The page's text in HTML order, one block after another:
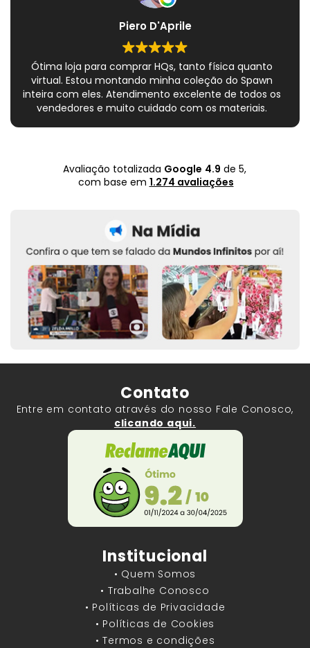
Piero D'Aprile
Ótima loja para comprar HQs, tanto física quanto
virtual. Estou montando minha coleção do Spawn
inteira com eles. Atendimento excelente de todos os
vendedores e muito cuidado com os materiais.
Avaliação totalizada Google 4.9 de 5,
com base em 1.274 avaliações
Contato
Entre em contato através do nosso Fale Conosco,
clicando aqui.
Institucional
• Quem Somos
• Trabalhe Conosco
• Políticas de Privacidade
• Políticas de Cookies
• Termos e condições